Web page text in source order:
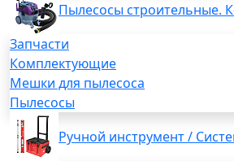
Пылесосы строительные.
Запчасти
Комплектующие
Мешки для пылесоса
Пылесосы
Ручной инструмент /